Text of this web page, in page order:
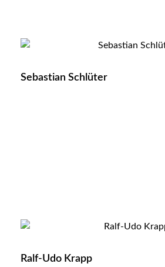
Sebastian Schlüter
Ralf-Udo Krapp